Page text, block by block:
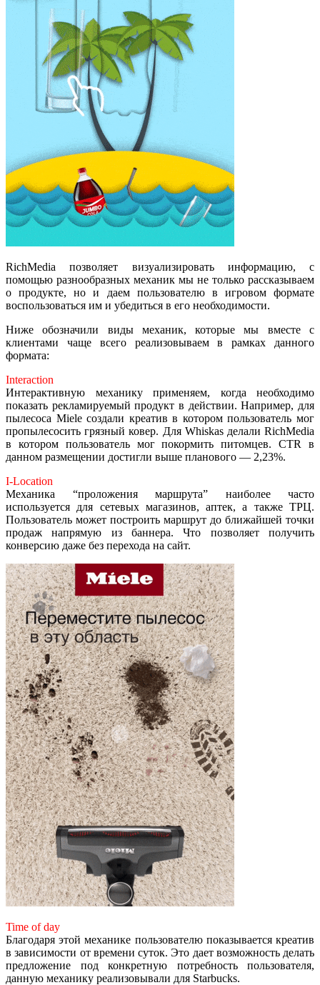
RichMedia позволяет визуализировать информацию, с
помощью разнообразных механик мы не только рассказываем
о продукте, но и даем пользователю в игровом формате
воспользоваться им и убедиться в его необходимости.
Ниже обозначили виды механик, которые мы вместе с
клиентами чаще всего реализовываем в рамках данного
формата:
Interaction
Интерактивную механику применяем, когда необходимо
показать рекламируемый продукт в действии. Например, для
пылесоса Miele создали креатив в котором пользователь мог
пропылесосить грязный ковер. Для Whiskas делали RichMedia
в котором пользователь мог покормить питомцев. CTR в
данном размещении достигли выше планового — 2,23%.
I-Location
Механика “проложения маршрута” наиболее часто
используется для сетевых магазинов, аптек, а также ТРЦ.
Пользователь может построить маршрут до ближайшей точки
продаж напрямую из баннера. Что позволяет получить
конверсию даже без перехода на сайт.
Time of day
Благодаря этой механике пользователю показывается креатив
в зависимости от времени суток. Это дает возможность делать
предложение под конкретную потребность пользователя,
данную механику реализовывали для Starbucks.